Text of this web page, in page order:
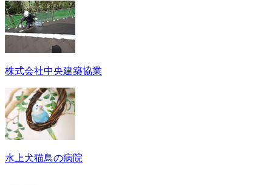
株式会社中央建築協業
水上犬猫鳥の病院